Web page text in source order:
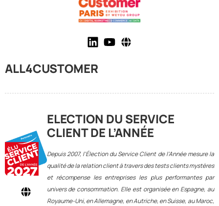
ALL4CUSTOMER
ELECTION DU SERVICE
CLIENT DE L’ANNÉE
Depuis 2007, l’Élection du Service Client de l’Année mesure la
qualité de la relation client à travers des tests clients mystères
et récompense les entreprises les plus performantes par
univers de consommation. Elle est organisée en Espagne, au
Royaume-Uni, en Allemagne, en Autriche, en Suisse, au Maroc,